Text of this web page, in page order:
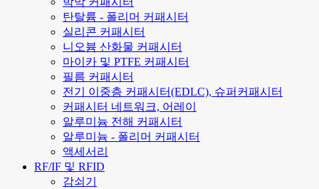
탄탈륨 - 폴리머 커패시터
실리콘 커패시터
니오븀 산화물 커패시터
마이카 및 PTFE 커패시터
필름 커패시터
전기 이중층 커패시터(EDLC), 슈퍼커패시터
커패시터 네트워크, 어레이
알루미늄 전해 커패시터
알루미늄 - 폴리머 커패시터
액세서리
RF/IF 및 RFID
감쇠기